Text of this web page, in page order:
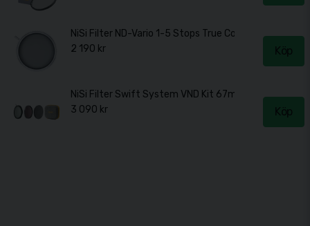
NiSi Filter ND-Vario 1-5 Stops True Color 67mm
2 190 kr
Köp
NiSi Filter Swift System VND Kit 67mm
3 090 kr
Köp